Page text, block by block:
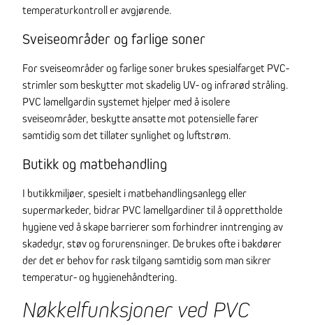
temperaturkontroll er avgjørende.
Sveiseområder og farlige soner
For sveiseområder og farlige soner brukes spesialfarget PVC-
strimler som beskytter mot skadelig UV- og infrarød stråling.
PVC lamellgardin systemet hjelper med å isolere
sveiseområder, beskytte ansatte mot potensielle farer
samtidig som det tillater synlighet og luftstrøm.
Butikk og matbehandling
I butikkmiljøer, spesielt i matbehandlingsanlegg eller
supermarkeder, bidrar PVC lamellgardiner til å opprettholde
hygiene ved å skape barrierer som forhindrer inntrenging av
skadedyr, støv og forurensninger. De brukes ofte i bakdører
der det er behov for rask tilgang samtidig som man sikrer
temperatur- og hygienehåndtering.
Nøkkelfunksjoner ved PVC